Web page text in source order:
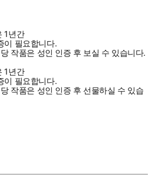
1년간
이 필요합니다.
작품은 성인 인증 후 보실 수 있습니다.
1년간
이 필요합니다.
작품은 성인 인증 후 선물하실 수 있습